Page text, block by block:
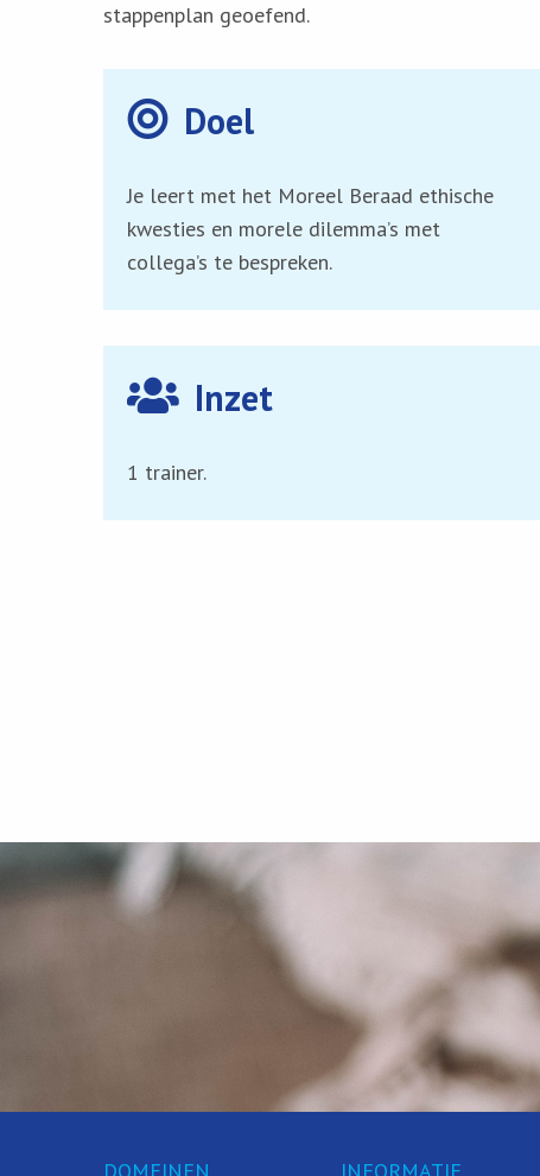
stappenplan geoefend.
Doel
Je leert met het Moreel Beraad ethische
kwesties en morele dilemma’s met
collega’s te bespreken.
Inzet
1 trainer.